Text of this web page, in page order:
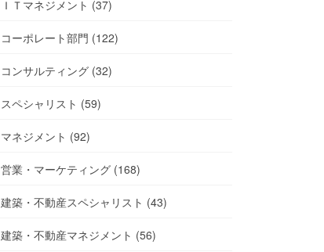
ＩＴマネジメント (37)
コーポレート部門 (122)
コンサルティング (32)
スペシャリスト (59)
マネジメント (92)
営業・マーケティング (168)
建築・不動産スペシャリスト (43)
建築・不動産マネジメント (56)